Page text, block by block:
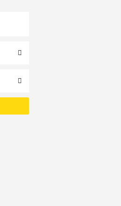
Oto KIA Carens 2024